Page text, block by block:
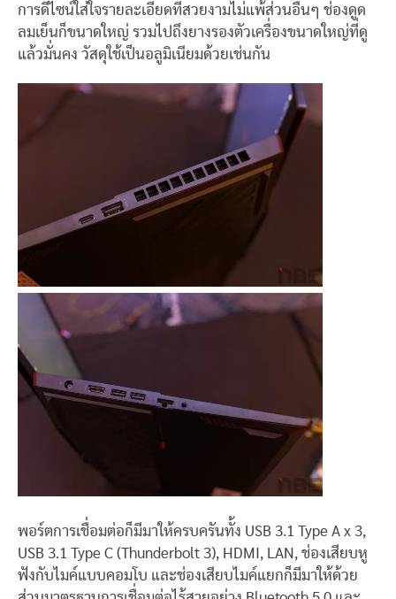
การดีไซน์ใส่ใจรายละเอียดที่สวยงามไม่แพ้ส่วนอื่นๆ ช่องดูด
ลมเย็นก็ขนาดใหญ่ รวมไปถึงยางรองตัวเครื่องขนาดใหญ่ที่ดู
แล้วมั่นคง วัสดุใช้เป็นอลูมิเนียมด้วยเช่นกัน
พอร์ตการเชื่อมต่อก็มีมาให้ครบครันทั้ง USB 3.1 Type A x 3,
USB 3.1 Type C (Thunderbolt 3), HDMI, LAN, ช่องเสียบหู
ฟังกับไมค์แบบคอมโบ และช่องเสียบไมค์แยกก็มีมาให้ด้วย